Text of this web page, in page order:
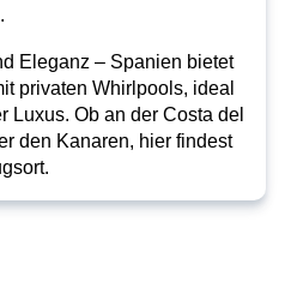
Eleganz – Spanien bietet
privaten Whirlpools, ideal
Luxus. Ob an der Costa del
den Kanaren, hier findest